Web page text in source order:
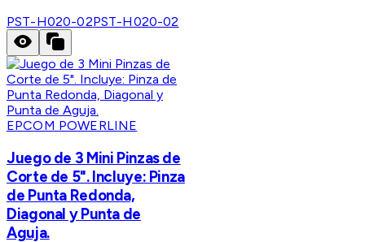
PST-H020-02PST-H020-02
EPCOM POWERLINE
Juego de 3 Mini Pinzas de
Corte de 5". Incluye: Pinza
de Punta Redonda,
Diagonal y Punta de
Aguja.